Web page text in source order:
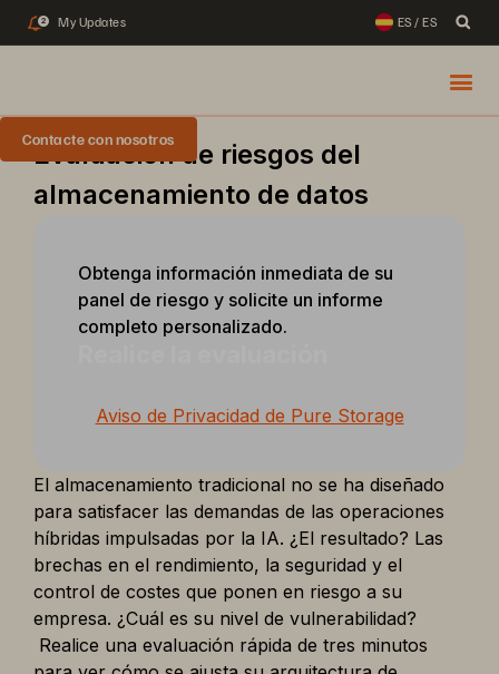
2 My Updates ES / ES
Contacte con nosotros